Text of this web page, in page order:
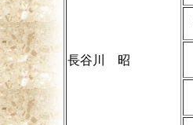
長谷川 昭